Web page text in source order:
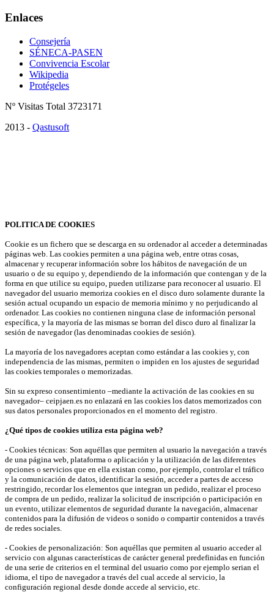
Enlaces
Consejería
SÉNECA-PASEN
Convivencia Escolar
Wikipedia
Protégeles
Nº Visitas Total 3723171
2013 - Qastusoft
POLITICA DE COOKIES
Cookie es un fichero que se descarga en su ordenador al acceder a determinadas
páginas web. Las cookies permiten a una página web, entre otras cosas,
almacenar y recuperar información sobre los hábitos de navegación de un
usuario o de su equipo y, dependiendo de la información que contengan y de la
forma en que utilice su equipo, pueden utilizarse para reconocer al usuario. El
navegador del usuario memoriza cookies en el disco duro solamente durante la
sesión actual ocupando un espacio de memoria mínimo y no perjudicando al
ordenador. Las cookies no contienen ninguna clase de información personal
específica, y la mayoría de las mismas se borran del disco duro al finalizar la
sesión de navegador (las denominadas cookies de sesión).
La mayoría de los navegadores aceptan como estándar a las cookies y, con
independencia de las mismas, permiten o impiden en los ajustes de seguridad
las cookies temporales o memorizadas.
Sin su expreso consentimiento –mediante la activación de las cookies en su
navegador– ceipjaen.es no enlazará en las cookies los datos memorizados con
sus datos personales proporcionados en el momento del registro.
¿Qué tipos de cookies utiliza esta página web?
- Cookies técnicas: Son aquéllas que permiten al usuario la navegación a través
de una página web, plataforma o aplicación y la utilización de las diferentes
opciones o servicios que en ella existan como, por ejemplo, controlar el tráfico
y la comunicación de datos, identificar la sesión, acceder a partes de acceso
restringido, recordar los elementos que integran un pedido, realizar el proceso
de compra de un pedido, realizar la solicitud de inscripción o participación en
un evento, utilizar elementos de seguridad durante la navegación, almacenar
contenidos para la difusión de videos o sonido o compartir contenidos a través
de redes sociales.
- Cookies de personalización: Son aquéllas que permiten al usuario acceder al
servicio con algunas características de carácter general predefinidas en función
de una serie de criterios en el terminal del usuario como por ejemplo serian el
idioma, el tipo de navegador a través del cual accede al servicio, la
configuración regional desde donde accede al servicio, etc.